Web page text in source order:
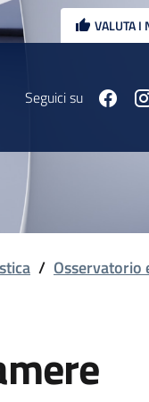
VALUTA I
Seguici su
/ Osservatorio